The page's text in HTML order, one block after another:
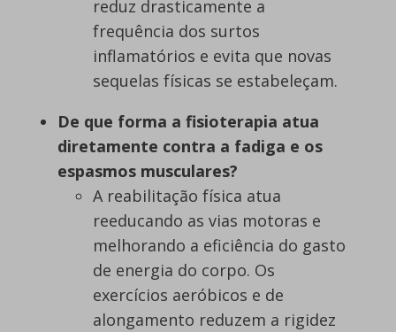
reduz drasticamente a
frequência dos surtos
inflamatórios e evita que novas
sequelas físicas se estabeleçam.
De que forma a fisioterapia atua
diretamente contra a fadiga e os
espasmos musculares?
A reabilitação física atua
reeducando as vias motoras e
melhorando a eficiência do gasto
de energia do corpo. Os
exercícios aeróbicos e de
alongamento reduzem a rigidez